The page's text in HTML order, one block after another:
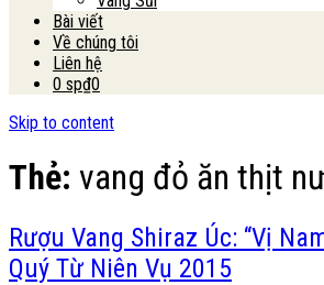
Bài viết
Về chúng tôi
Liên hệ
0 sp₫0
Skip to content
Thẻ: vang đỏ ăn thịt
Rượu Vang Shiraz Úc: “Vị
Quý Từ Niên Vụ 2015